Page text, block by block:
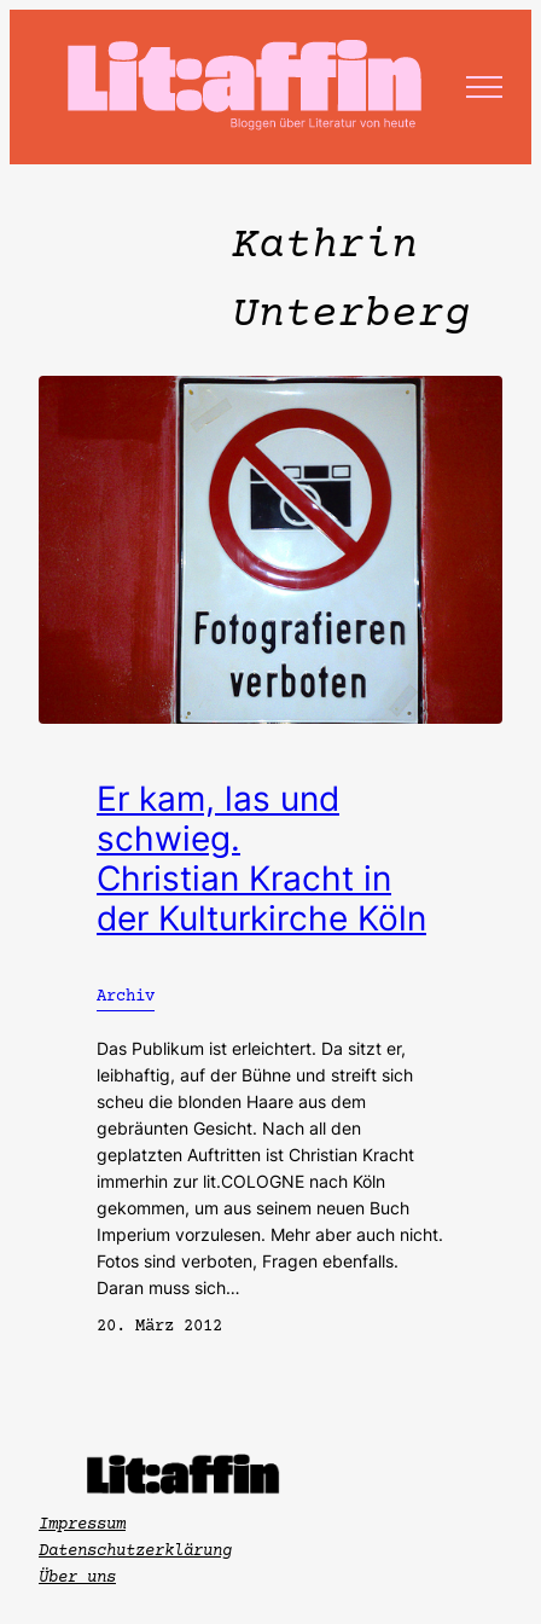
Kathrin
Unterberg
Er kam, las und
schwieg.
Christian Kracht in
der Kulturkirche Köln
Archiv
Das Publikum ist erleichtert. Da sitzt er,
leibhaftig, auf der Bühne und streift sich
scheu die blonden Haare aus dem
gebräunten Gesicht. Nach all den
geplatzten Auftritten ist Christian Kracht
immerhin zur lit.COLOGNE nach Köln
gekommen, um aus seinem neuen Buch
Imperium vorzulesen. Mehr aber auch nicht.
Fotos sind verboten, Fragen ebenfalls.
Daran muss sich…
20. März 2012
Impressum
Datenschutzerklärung
Über uns